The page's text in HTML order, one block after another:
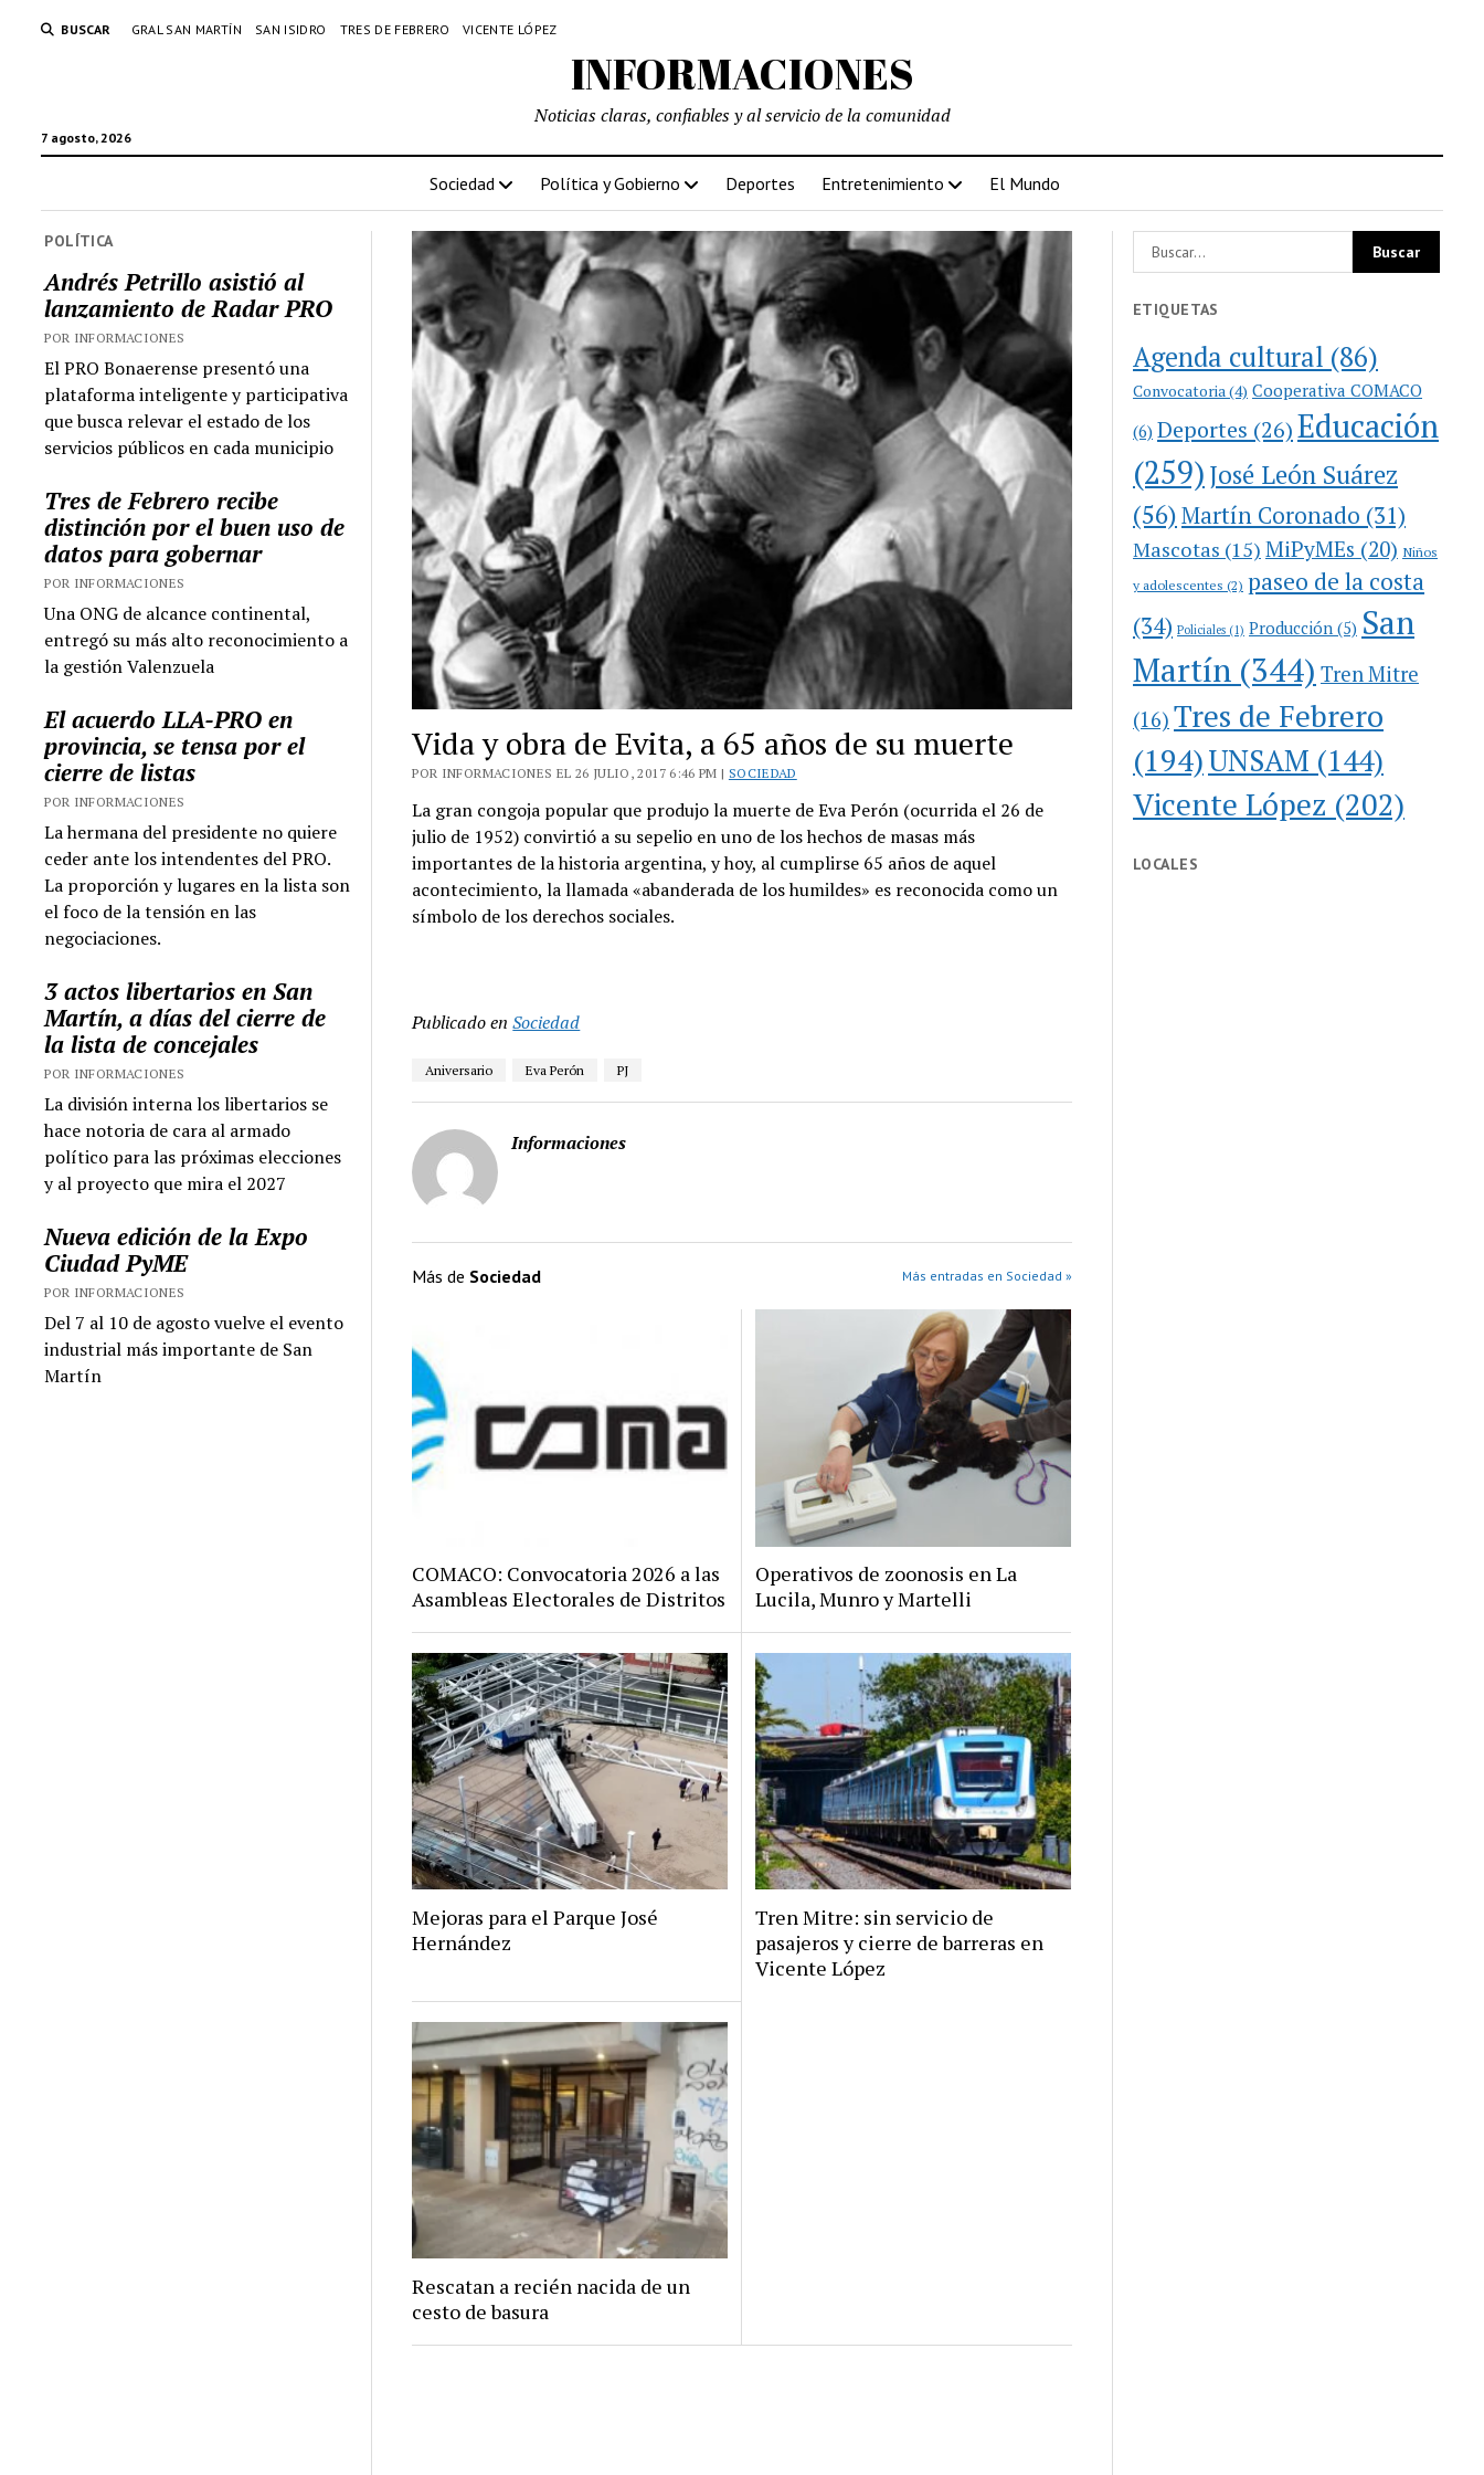
BUSCAR GRAL SAN MARTÍN SAN ISIDRO TRES DE FEBRERO VICENTE LÓPEZ
INFORMACIONES
7 agosto, 2026
Noticias claras, confiables y al servicio de la comunidad
Sociedad Política y Gobierno Deportes Entretenimiento El Mundo
POLÍTICA
Andrés Petrillo asistió al
lanzamiento de Radar PRO
POR INFORMACIONES
El PRO Bonaerense presentó una
plataforma inteligente y participativa
que busca relevar el estado de los
servicios públicos en cada municipio
Tres de Febrero recibe
distinción por el buen uso de
datos para gobernar
POR INFORMACIONES
Una ONG de alcance continental,
entregó su más alto reconocimiento a
la gestión Valenzuela
El acuerdo LLA-PRO en
provincia, se tensa por el
cierre de listas
POR INFORMACIONES
La hermana del presidente no quiere
ceder ante los intendentes del PRO.
La proporción y lugares en la lista son
el foco de la tensión en las
negociaciones.
3 actos libertarios en San
Martín, a días del cierre de
la lista de concejales
POR INFORMACIONES
La división interna los libertarios se
hace notoria de cara al armado
político para las próximas elecciones
y al proyecto que mira el 2027
Nueva edición de la Expo
Ciudad PyME
POR INFORMACIONES
Del 7 al 10 de agosto vuelve el evento
industrial más importante de San
Martín
Vida y obra de Evita, a 65 años de su muerte
POR INFORMACIONES EL 26 JULIO, 2017 6:46 PM | SOCIEDAD
La gran congoja popular que produjo la muerte de Eva Perón (ocurrida el 26 de
julio de 1952) convirtió a su sepelio en uno de los hechos de masas más
importantes de la historia argentina, y hoy, al cumplirse 65 años de aquel
acontecimiento, la llamada «abanderada de los humildes» es reconocida como un
símbolo de los derechos sociales.
Publicado en Sociedad
Aniversario Eva Perón PJ
Informaciones
Más de Sociedad Más entradas en Sociedad »
COMACO: Convocatoria 2026 a las
Asambleas Electorales de Distritos
Operativos de zoonosis en La
Lucila, Munro y Martelli
Mejoras para el Parque José
Hernández
Tren Mitre: sin servicio de
pasajeros y cierre de barreras en
Vicente López
Rescatan a recién nacida de un
cesto de basura
ETIQUETAS
Agenda cultural (86)
Convocatoria (4) Cooperativa COMACO
(6) Deportes (26)Educación
(259)José León Suárez
(56)Martín Coronado (31)
Mascotas (15) MiPyMEs (20) Niños
y adolescentes (2) paseo de la costa
(34) Policiales (1) Producción (5) San
Martín (344) Tren Mitre
(16) Tres de Febrero
(194)UNSAM (144)
Vicente López (202)
LOCALES